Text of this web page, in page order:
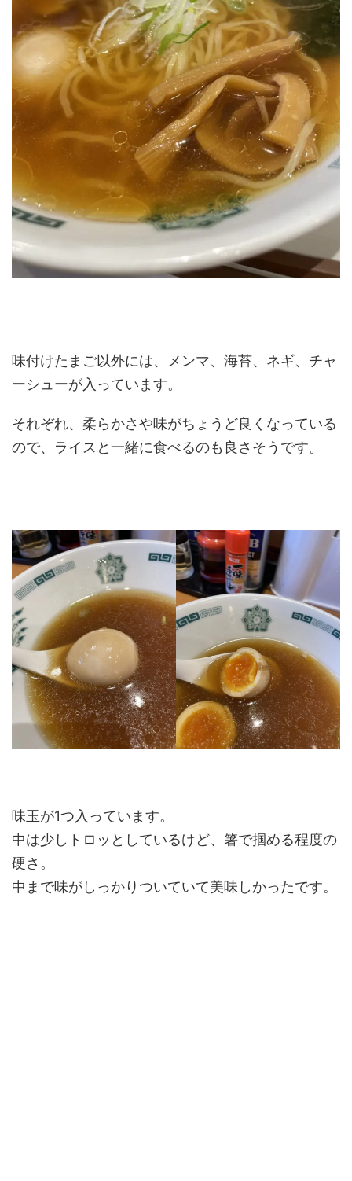
味付けたまご以外には、メンマ、海苔、ネギ、チャ
ーシューが入っています。
それぞれ、柔らかさや味がちょうど良くなっている
ので、ライスと一緒に食べるのも良さそうです。
味玉が1つ入っています。
中は少しトロッとしているけど、箸で掴める程度の
硬さ。
中まで味がしっかりついていて美味しかったです。